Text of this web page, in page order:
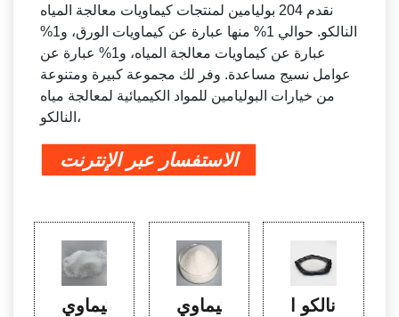
نقدم 204 بوليامين لمنتجات كيماويات معالجة المياه
النالكو. حوالي 1% منها عبارة عن كيماويات الورق، و1%
عبارة عن كيماويات معالجة المياه، و1% عبارة عن
عوامل نسيج مساعدة. وفر لك مجموعة كبيرة ومتنوعة
من خيارات البوليامين للمواد الكيميائية لمعالجة مياه
النالكو،
الاستفسار عبر الإنترنت
كيماوي
كيماوي
نالكو ا